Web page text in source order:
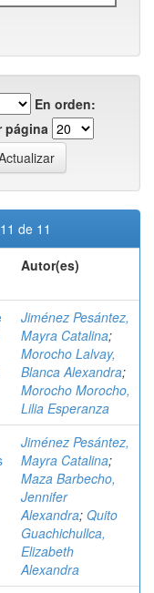
En orden:
página
de 11
Autor(es)
Jiménez Pesántez,
Mayra Catalina;
Morocho Lalvay,
Blanca Alexandra;
Morocho Morocho,
Lilia Esperanza
Jiménez Pesántez,
Mayra Catalina;
Maza Barbecho,
Jennifer
Alexandra; Quito
Guachichullca,
Elizabeth
Alexandra